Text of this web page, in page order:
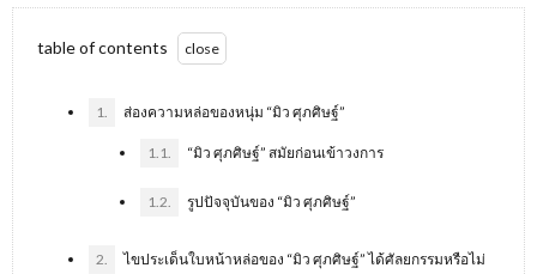
table of contents
1. ส่องความหล่อของหนุ่ม “มิว ศุภศิษฐ์”
1.1. “มิว ศุภศิษฐ์” สมัยก่อนเข้าวงการ
1.2. รูปปัจจุบันของ “มิว ศุภศิษฐ์”
2. ไขประเด็นใบหน้าหล่อของ “มิว ศุภศิษฐ์” ได้ศัลยกรรมหรือไม่